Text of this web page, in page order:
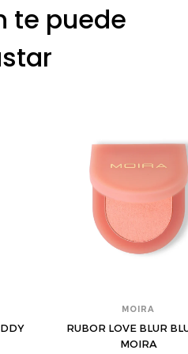
te puede
MOIRA
RUBOR LOVE BLUR
MOIRA